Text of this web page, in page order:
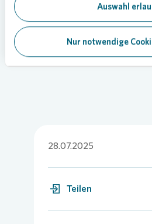
Auswahl
Nur notwendige
Wohnungsunternehmen
28.07.2025
Teilen